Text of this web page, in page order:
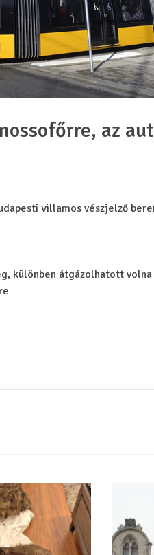
az
villamos vészjelző
különben átgázolhatott